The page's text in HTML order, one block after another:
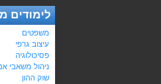
לימודים
משפטים
עיצוב גרפי
פסיכולוגיה
ניהול משאבי
שוק ההון